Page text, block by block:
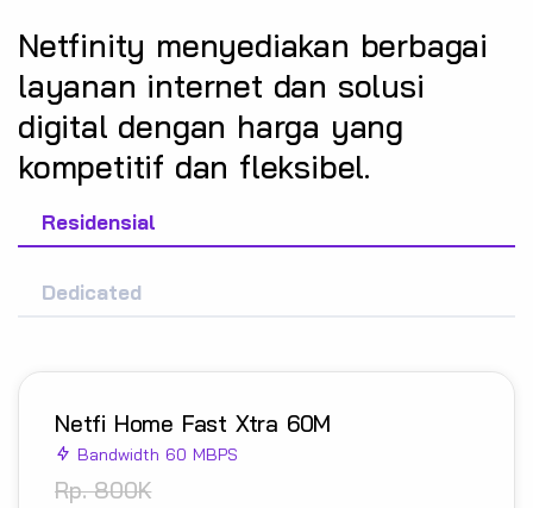
Netfinity menyediakan berbagai
layanan internet dan solusi
digital dengan harga yang
kompetitif dan fleksibel.
Residensial
Dedicated
Netfi Home Fast Xtra 60M
Bandwidth 60 MBPS
Rp. 800K